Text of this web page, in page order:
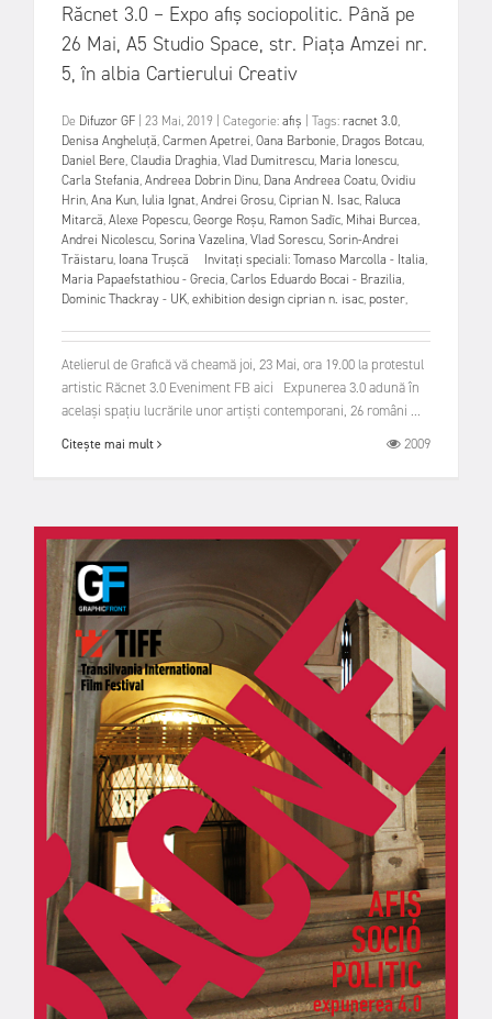
Răcnet 3.0 – Expo afiș sociopolitic. Până pe
26 Mai, A5 Studio Space, str. Piața Amzei nr.
5, în albia Cartierului Creativ
De Difuzor GF 23 Mai, 2019 Categorie:afiș Tags:racnet 3.0,
Denisa Angheluță,Carmen Apetrei,Oana Barbonie, Dragos Botcau,
Daniel Bere,Claudia Draghia,Vlad Dumitrescu, Maria Ionescu,
Carla Stefania,Andreea Dobrin Dinu, Dana Andreea Coatu,Ovidiu
Hrin,Ana Kun, Iulia Ignat,Andrei Grosu,Ciprian N. Isac, Raluca
Mitarcă,Alexe Popescu,George Roșu, Ramon Sadîc, Mihai Burcea,
Andrei Nicolescu,Sorina Vazelina,Vlad Sorescu,Sorin-Andrei
Trăistaru, Ioana Trușcă Invitați speciali: Tomaso Marcolla - Italia,
Maria Papaefstathiou - Grecia,Carlos Eduardo Bocai - Brazilia,
Dominic Thackray - UK,exhibition design ciprian n. isac,poster,
Atelierul de Grafică vă cheamă joi, 23 Mai, ora 19.00 la protestul
artistic Răcnet 3.0 Eveniment FB aici Expunerea 3.0 adună în
același spațiu lucrările unor artiști contemporani, 26 români ...
Citește mai mult 2009